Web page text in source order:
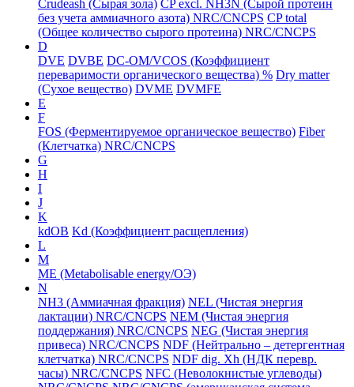
Crudeash (Сырая зола) CP excl. NH3N (Сырой протеин
без учета аммиачного азота) NRC/CNCPS CP total
(Общее количество сырого протеина) NRC/CNCPS
D
DVE DVBE DC-OM/VCOS (Коэффициент
переваримости органического вещества) % Dry matter
(Сухое вещество) DVME DVMFE
E
F
FOS (Ферментируемое органическое вещество) Fiber
(Клетчатка) NRC/CNCPS
G
H
I
J
K
kdOB Kd (Коэффициент расщепления)
L
M
ME (Metabolisable energy/ОЭ)
N
NH3 (Аммиачная фракция) NEL (Чистая энергия
лактации) NRC/CNCPS NEM (Чистая энергия
поддержания) NRC/CNCPS NEG (Чистая энергия
привеса) NRC/CNCPS NDF (Нейтрально – детергентная
клетчатка) NRC/CNCPS NDF dig. Xh (НДК перевр.
часы) NRC/CNCPS NFC (Неволокнистые углеводы)